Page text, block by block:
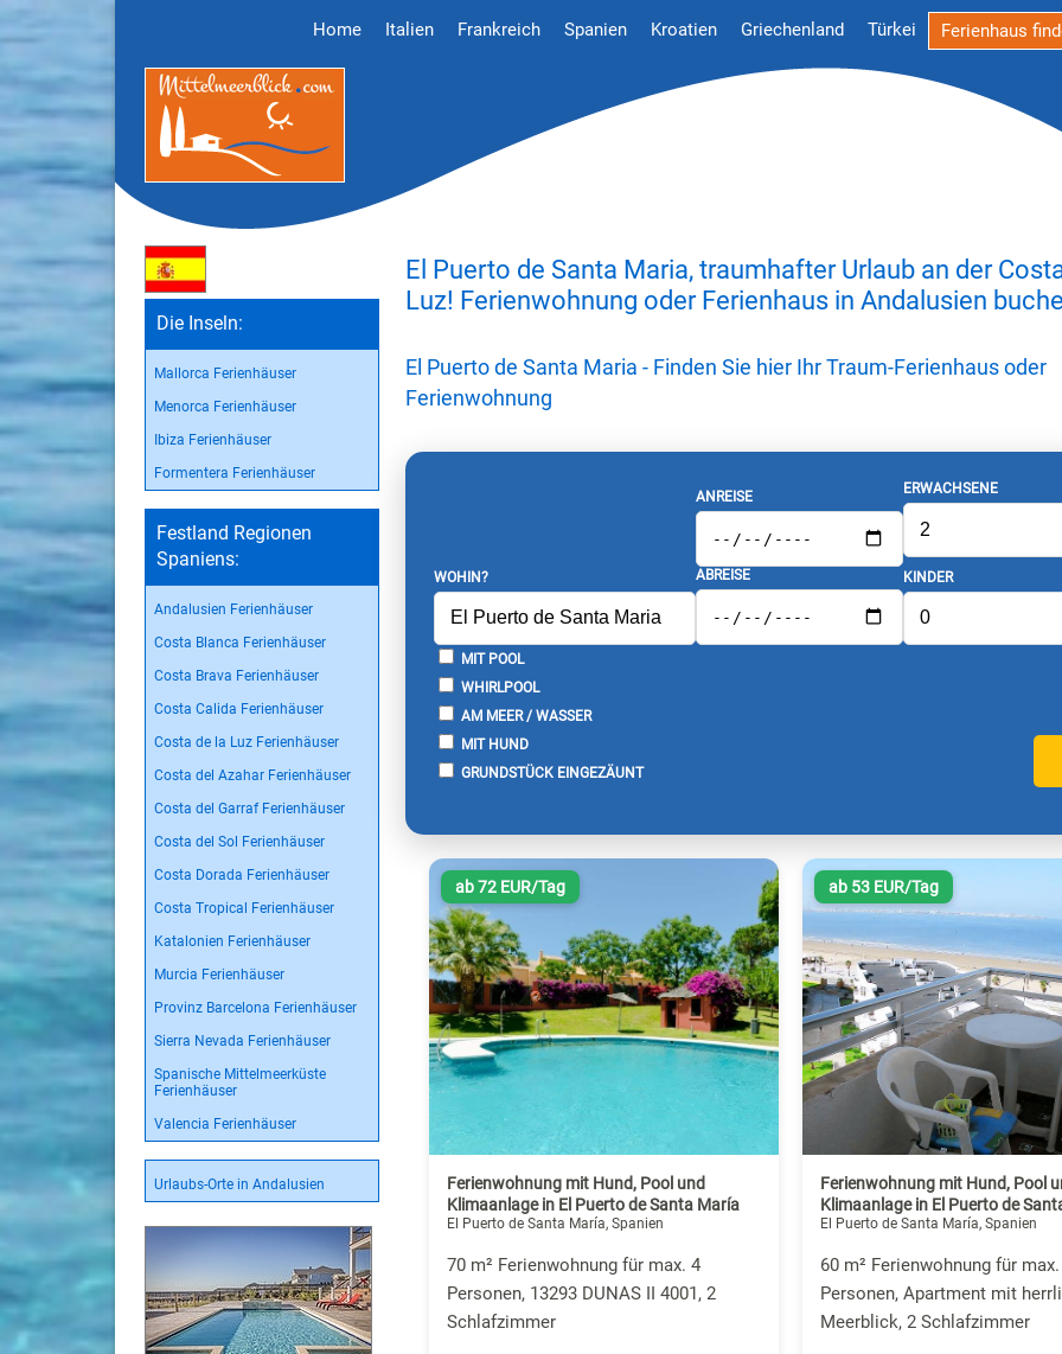
Home Italien Frankreich Spanien Kroatien Griechenland Türkei Ferienhaus
Die Inseln:
Mallorca Ferienhäuser
Menorca Ferienhäuser
Ibiza Ferienhäuser
Formentera Ferienhäuser
Festland Regionen
Spaniens:
Andalusien Ferienhäuser
Costa Blanca Ferienhäuser
Costa Brava Ferienhäuser
Costa Calida Ferienhäuser
Costa de la Luz Ferienhäuser
Costa del Azahar Ferienhäuser
Costa del Garraf Ferienhäuser
Costa del Sol Ferienhäuser
Costa Dorada Ferienhäuser
Costa Tropical Ferienhäuser
Katalonien Ferienhäuser
Murcia Ferienhäuser
Provinz Barcelona Ferienhäuser
Sierra Nevada Ferienhäuser
Spanische Mittelmeerküste
Ferienhäuser
Valencia Ferienhäuser
Urlaubs-Orte in Andalusien
El Puerto de Santa Mari­a, traumhafter Urlaub an der
Luz! Ferienwohnung oder Ferienhaus in Andalusien
El Puerto de Santa Maria - Finden Sie hier Ihr Traum-Ferienhaus oder
Ferienwohnung
WOHIN?
ANREISE
ABREISE
ERWACHSENE
KINDER
MIT POOL
WHIRLPOOL
AM MEER / WASSER
MIT HUND
GRUNDSTÜCK EINGEZÄUNT
ab 72 EUR/Tag
Ferienwohnung mit Hund, Pool und
Klimaanlage in El Puerto de Santa María
El Puerto de Santa María, Spanien
70 m² Ferienwohnung für max. 4
Personen, 13293 DUNAS II 4001, 2
Schlafzimmer
ab 53 EUR/Tag
Ferienwohnung mit Hund, Pool
Klimaanlage in El Puerto de
El Puerto de Santa María, Spanien
60 m² Ferienwohnung für
Personen, Apartment mit
Meerblick, 2 Schlafzimmer